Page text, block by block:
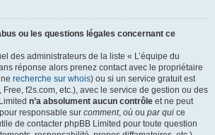
ou les questions légales concernant ce
des administrateurs de la liste « L’équipe du
réponse alors prenez contact avec le propriétaire
recherche sur whois) ou si un service gratuit est
f2s.com, etc.), avec le service de gestion ou des
n’a absolument aucun contrôle et ne peut
responsable sur comment, où ou par qui ce
de contacter phpBB Limited pour toute question